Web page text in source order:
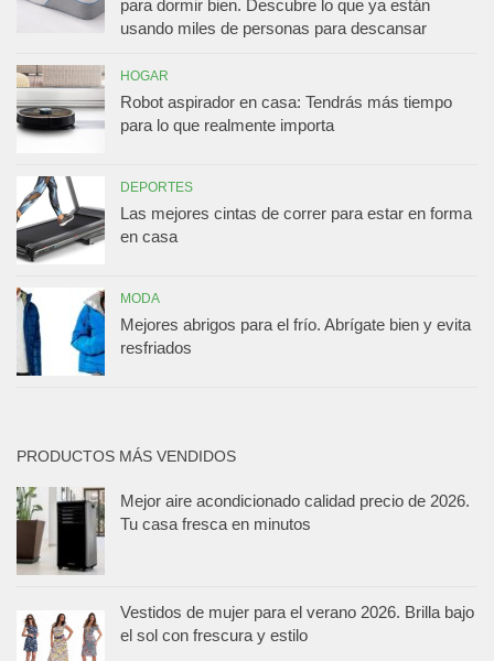
para dormir bien. Descubre lo que ya están
usando miles de personas para descansar
HOGAR
Robot aspirador en casa: Tendrás más tiempo
para lo que realmente importa
DEPORTES
Las mejores cintas de correr para estar en forma
en casa
MODA
Mejores abrigos para el frío. Abrígate bien y evita
resfriados
PRODUCTOS MÁS VENDIDOS
Mejor aire acondicionado calidad precio de 2026.
Tu casa fresca en minutos
Vestidos de mujer para el verano 2026. Brilla bajo
el sol con frescura y estilo